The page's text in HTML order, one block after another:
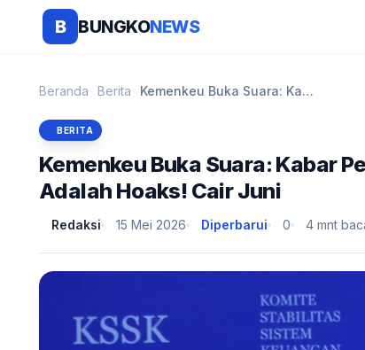
B BUNGKONEWS
Beranda Berita Kemenkeu Buka Suara: Kabar Pemangkasan Gaji ke-13 ...
BERITA
Kemenkeu Buka Suara: Kabar
Adalah Hoaks! Cair Juni
Redaksi 15 Mei 2026 Diperbarui 0 4 mnt